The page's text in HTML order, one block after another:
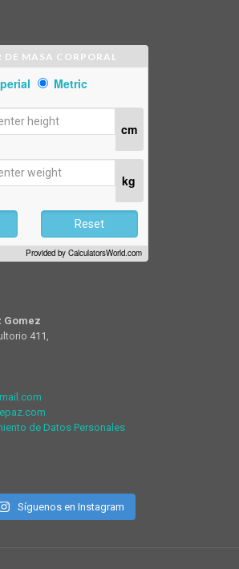
MASA CORPORAL
Metric
cm
kg
Reset
Provided by CalculatorsWorld.com
Gomez
411,
de Datos Personales
Síguenos en Instagram